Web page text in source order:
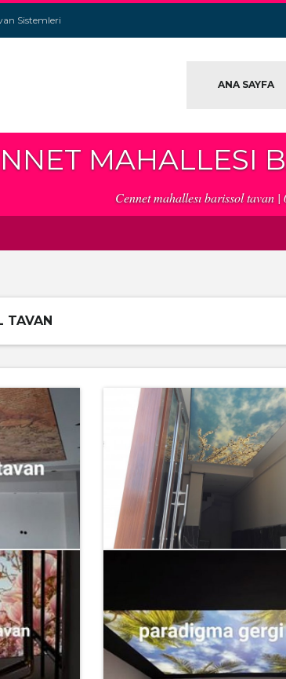
Sistemleri
ANA SAYFA
MAHALLESI
Cennet mahallesı barissol tavan
TAVAN